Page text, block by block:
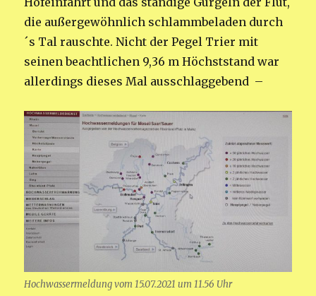
die außergewöhnlich schlammbeladen durch
´s Tal rauschte. Nicht der Pegel Trier mit
seinen beachtlichen 9,36 m Höchststand war
allerdings dieses Mal ausschlaggebend –
Hochwassermeldung vom 15.07.2021 um 11.56 Uhr